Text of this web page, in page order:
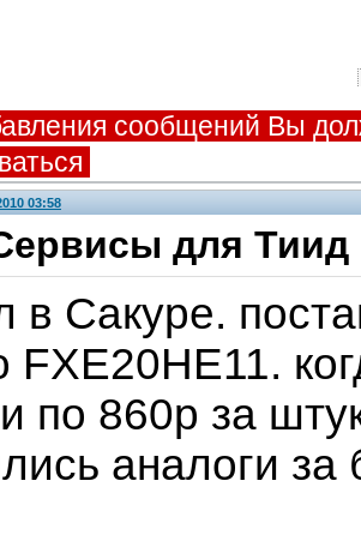
сообщений Вы
03:58
для Тиид
в Сакуре.
FXE20HE11.
по 860р за
аналоги